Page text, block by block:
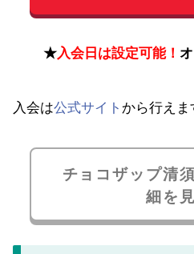
★入会日は設定可能！
入会は公式サイト から行えま
チョコザップ清
細を